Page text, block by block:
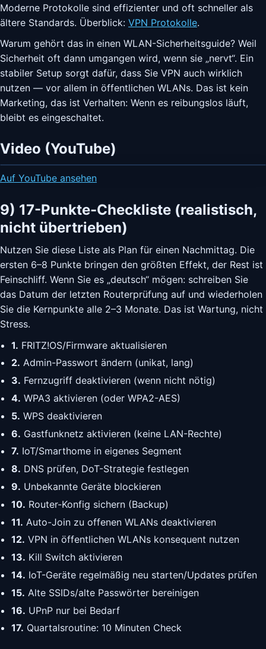
Moderne Protokolle sind effizienter und oft schneller als
ältere Standards. Überblick: VPN Protokolle.
Warum gehört das in einen WLAN-Sicherheitsguide? Weil
Sicherheit oft dann umgangen wird, wenn sie „nervt“. Ein
stabiler Setup sorgt dafür, dass Sie VPN auch wirklich
nutzen — vor allem in öffentlichen WLANs. Das ist kein
Marketing, das ist Verhalten: Wenn es reibungslos läuft,
bleibt es eingeschaltet.
Video (YouTube)
Auf YouTube ansehen
9) 17-Punkte-Checkliste (realistisch,
nicht übertrieben)
Nutzen Sie diese Liste als Plan für einen Nachmittag. Die
ersten 6–8 Punkte bringen den größten Effekt, der Rest ist
Feinschliff. Wenn Sie es „deutsch“ mögen: schreiben Sie
das Datum der letzten Routerprüfung auf und wiederholen
Sie die Kernpunkte alle 2–3 Monate. Das ist Wartung, nicht
Stress.
1. FRITZ!OS/Firmware aktualisieren
2. Admin-Passwort ändern (unikat, lang)
3. Fernzugriff deaktivieren (wenn nicht nötig)
4. WPA3 aktivieren (oder WPA2-AES)
5. WPS deaktivieren
6. Gastfunknetz aktivieren (keine LAN-Rechte)
7. IoT/Smarthome in eigenes Segment
8. DNS prüfen, DoT-Strategie festlegen
9. Unbekannte Geräte blockieren
10. Router-Konfig sichern (Backup)
11. Auto-Join zu offenen WLANs deaktivieren
12. VPN in öffentlichen WLANs konsequent nutzen
13. Kill Switch aktivieren
14. IoT-Geräte regelmäßig neu starten/Updates prüfen
15. Alte SSIDs/alte Passwörter bereinigen
16. UPnP nur bei Bedarf
17. Quartalsroutine: 10 Minuten Check